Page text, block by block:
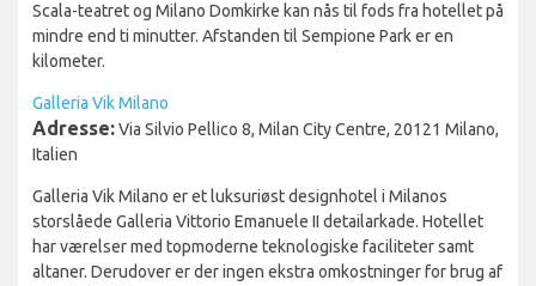
Scala-teatret og Milano Domkirke kan nås til fods fra hotellet på
mindre end ti minutter. Afstanden til Sempione Park er en
kilometer.
Galleria Vik Milano
Adresse:Via Silvio Pellico 8, Milan City Centre, 20121 Milano,
Italien
Galleria Vik Milano er et luksuriøst designhotel i Milanos
storslåede Galleria Vittorio Emanuele II detailarkade. Hotellet
har værelser med topmoderne teknologiske faciliteter samt
altaner. Derudover er der ingen ekstra omkostninger for brug af